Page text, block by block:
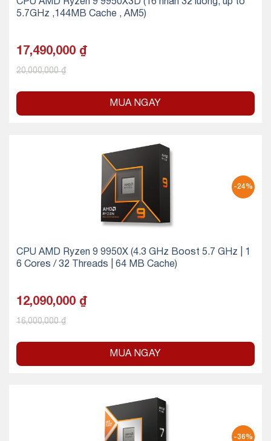
CPU AMD Ryzen 9 9950X3D (16 nhân 32 luồng, up to
5.7GHz ,144MB Cache , AM5)
17,490,000 ₫
20,000,000₫
MUA NGAY
-24%
CPU AMD Ryzen 9 9950X (4.3 GHz Boost 5.7 GHz | 1
6 Cores / 32 Threads | 64 MB Cache)
12,090,000 ₫
16,000,000₫
MUA NGAY
-36%